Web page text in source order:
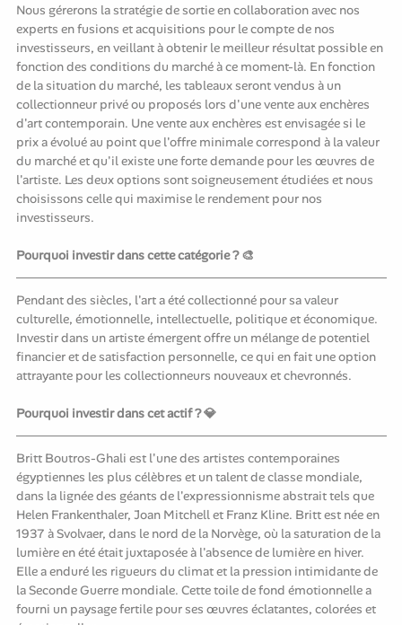
Nous gérerons la stratégie de sortie en collaboration avec nos
experts en fusions et acquisitions pour le compte de nos
investisseurs, en veillant à obtenir le meilleur résultat possible en
fonction des conditions du marché à ce moment-là. En fonction
de la situation du marché, les tableaux seront vendus à un
collectionneur privé ou proposés lors d'une vente aux enchères
d'art contemporain. Une vente aux enchères est envisagée si le
prix a évolué au point que l'offre minimale correspond à la valeur
du marché et qu'il existe une forte demande pour les œuvres de
l'artiste. Les deux options sont soigneusement étudiées et nous
choisissons celle qui maximise le rendement pour nos
investisseurs.
Pourquoi investir dans cette catégorie ? 🎨
Pendant des siècles, l'art a été collectionné pour sa valeur
culturelle, émotionnelle, intellectuelle, politique et économique.
Investir dans un artiste émergent offre un mélange de potentiel
financier et de satisfaction personnelle, ce qui en fait une option
attrayante pour les collectionneurs nouveaux et chevronnés.
Pourquoi investir dans cet actif ? 💎
Britt Boutros-Ghali est l'une des artistes contemporaines
égyptiennes les plus célèbres et un talent de classe mondiale,
dans la lignée des géants de l'expressionnisme abstrait tels que
Helen Frankenthaler, Joan Mitchell et Franz Kline. Britt est née en
1937 à Svolvaer, dans le nord de la Norvège, où la saturation de la
lumière en été était juxtaposée à l'absence de lumière en hiver.
Elle a enduré les rigueurs du climat et la pression intimidante de
la Seconde Guerre mondiale. Cette toile de fond émotionnelle a
fourni un paysage fertile pour ses œuvres éclatantes, colorées et